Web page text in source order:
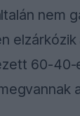
nem
60-